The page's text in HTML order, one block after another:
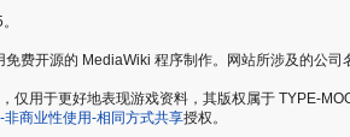
费开源的 MediaWiki 程序制作。网站所涉及的公司
用于更好地表现游戏资料，其版权属于 TYPE-
非商业性使用-相同方式共享授权。